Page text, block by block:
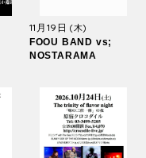
11月19日 (木)
FOOU BAND vs;
NOSTARAMA